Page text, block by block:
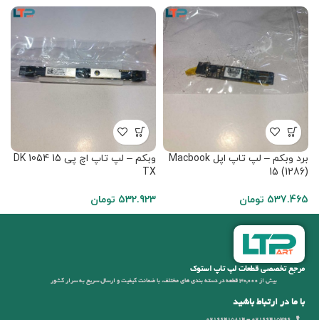
برد وبکم – لپ تاپ اپل Macbook
15 (1286)
537.465 تومان
وبکم – لپ تاپ اچ پی 15 DK 1054
TX
532.923 تومان
مرجع تخصصی قطعات لپ تاپ استوک
بیش از 30,000 قطعه در دسته بندی های مختلف، با ضمانت کیفیت و ارسال سریع به سرار کشور
با ما در ارتباط باشید